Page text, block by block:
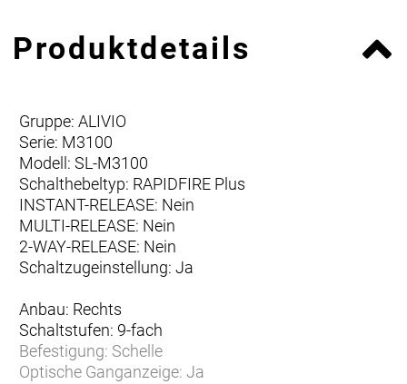
Produktdetails
Gruppe: ALIVIO
Serie: M3100
Modell: SL-M3100
Schalthebeltyp: RAPIDFIRE Plus
INSTANT-RELEASE: Nein
MULTI-RELEASE: Nein
2-WAY-RELEASE: Nein
Schaltzugeinstellung: Ja
Anbau: Rechts
Schaltstufen: 9-fach
Befestigung: Schelle
Optische Ganganzeige: Ja